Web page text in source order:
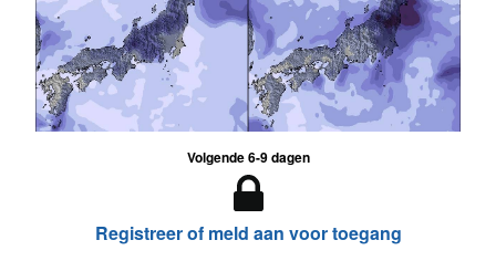
Volgende 6-9 dagen
Registreer of meld aan voor toegang